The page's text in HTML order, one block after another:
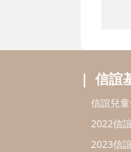
信誼
信誼兒
2022信
2023信